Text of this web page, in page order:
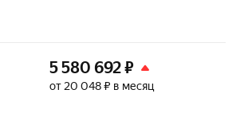
5 580 692₽
от 20 048 ₽ в месяц